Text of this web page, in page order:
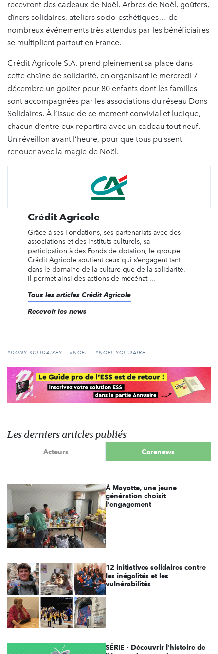
recevront des cadeaux de Noël. Arbres de Noël, goûters,
dîners solidaires, ateliers socio-esthétiques… de
nombreux événements très attendus par les bénéficiaires
se multiplient partout en France.
Crédit Agricole S.A. prend pleinement sa place dans
cette chaîne de solidarité, en organisant le mercredi 7
décembre un goûter pour 80 enfants dont les familles
sont accompagnées par les associations du réseau Dons
Solidaires. À l’issue de ce moment convivial et ludique,
chacun d’entre eux repartira avec un cadeau tout neuf.
Un réveillon avant l’heure, pour que tous puissent
renouer avec la magie de Noël.
Crédit Agricole
Grâce à ses Fondations, ses partenariats avec des
associations et des instituts culturels, sa
participation à des Fonds de dotation, le groupe
Crédit Agricole soutient ceux qui s’engagent tant
dans le domaine de la culture que de la solidarité.
Il permet ainsi des actions de mécénat ...
Tous les articles Crédit Agricole
Recevoir les news
#DONS SOLIDAIRES #NOËL #NOEL SOLIDAIRE
Les derniers articles publiés
Acteurs Carenews
À Mayotte, une jeune
génération choisit
l'engagement
12 initiatives solidaires contre
les inégalités et les
vulnérabilités
SÉRIE - Découvrir l'histoire de